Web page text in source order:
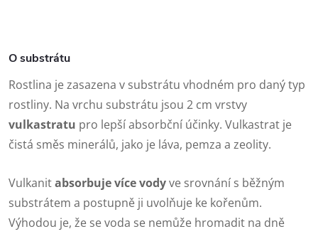
O substrátu
Rostlina je zasazena v substrátu vhodném pro daný typ
rostliny. Na vrchu substrátu jsou 2 cm vrstvy
vulkastratu pro lepší absorbční účinky. Vulkastrat je
čistá směs minerálů, jako je láva, pemza a zeolity.
Vulkanitabsorbuje více vodyve srovnání s běžným
substrátem a postupně ji uvolňuje ke kořenům.
Výhodou je, že se voda se nemůže hromadit na dně